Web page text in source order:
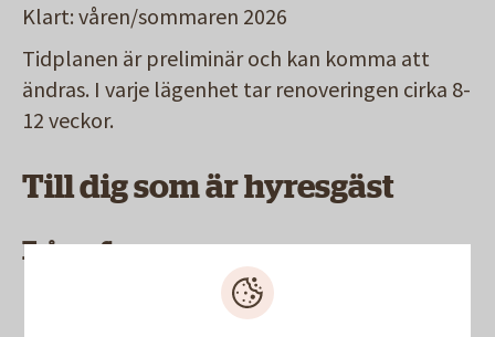
Klart: våren/sommaren 2026
Tidplanen är preliminär och kan komma att
ändras. I varje lägenhet tar renoveringen cirka 8-
12 veckor.
Till dig som är hyresgäst
Frågor & svar
Här hittar du svar på de vanligaste frågorna om
renoveringen, utan att ringa eller skicka e-post.